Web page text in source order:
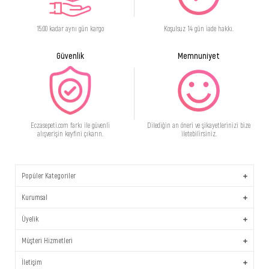
15:00 kadar aynı gün kargo Koşulsuz 14 gün iade hakkı.
Güvenlik
Eczasepeti.com farkı ile güvenli
alışverişin keyfini çıkarın.
Memnuniyet
Dilediğin an öneri ve şikayetlerinizi bize
iletebilirsiniz.
Popüler Kategoriler
Kurumsal
Üyelik
Müşteri Hizmetleri
İletişim